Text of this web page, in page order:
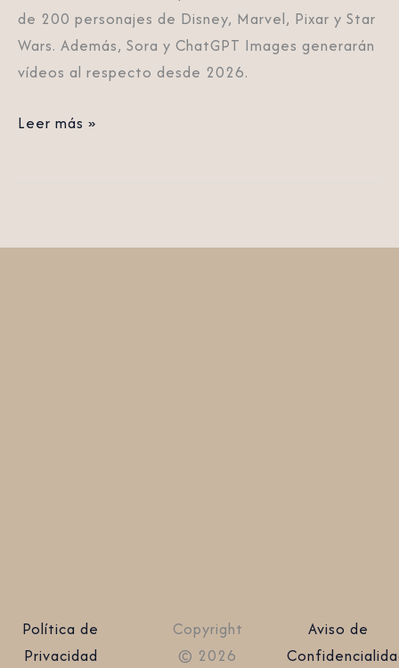
de 200 personajes de Disney, Marvel, Pixar y Star
Wars. Además, Sora y ChatGPT Images generarán
vídeos al respecto desde 2026.
Leer más »
Política de
Privacidad
Copyright
© 2026
Aviso de